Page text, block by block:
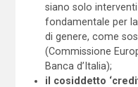
siano solo
fondamentale per
di genere, come
(Commissione
Banca d’Italia);
il cosiddetto